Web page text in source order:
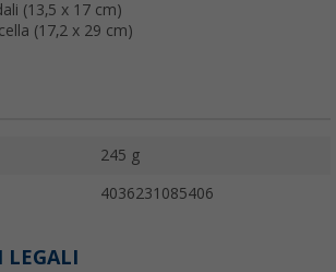
(13,5 x 17 cm)
(17,2 x 29 cm)
245 g
4036231085406
LEGALI